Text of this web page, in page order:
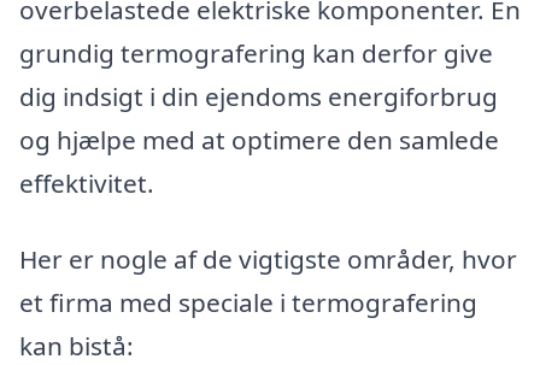
overbelastede elektriske komponenter. En
grundig termografering kan derfor give
dig indsigt i din ejendoms energiforbrug
og hjælpe med at optimere den samlede
effektivitet.
Her er nogle af de vigtigste områder, hvor
et firma med speciale i termografering
kan bistå: